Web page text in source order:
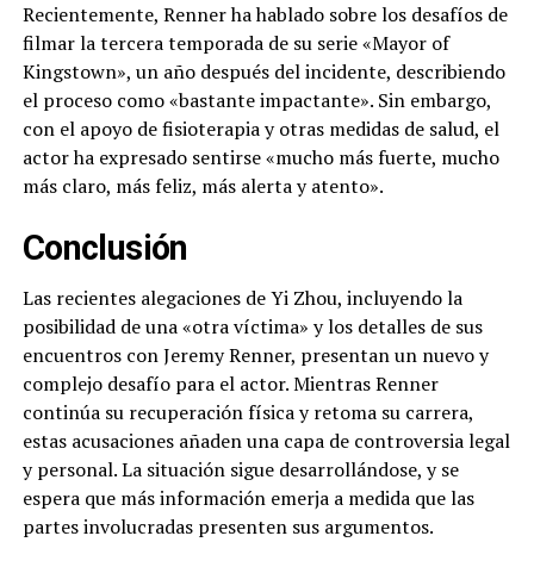
Recientemente, Renner ha hablado sobre los desafíos de
filmar la tercera temporada de su serie «Mayor of
Kingstown», un año después del incidente, describiendo
el proceso como «bastante impactante». Sin embargo,
con el apoyo de fisioterapia y otras medidas de salud, el
actor ha expresado sentirse «mucho más fuerte, mucho
más claro, más feliz, más alerta y atento».
Conclusión
Las recientes alegaciones de Yi Zhou, incluyendo la
posibilidad de una «otra víctima» y los detalles de sus
encuentros con Jeremy Renner, presentan un nuevo y
complejo desafío para el actor. Mientras Renner
continúa su recuperación física y retoma su carrera,
estas acusaciones añaden una capa de controversia legal
y personal. La situación sigue desarrollándose, y se
espera que más información emerja a medida que las
partes involucradas presenten sus argumentos.